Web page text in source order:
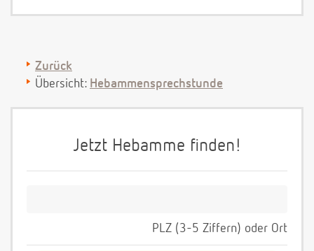
Zurück
Übersicht: Hebammensprechstunde
Jetzt Hebamme finden!
PLZ (3-5 Ziffern) oder Ort